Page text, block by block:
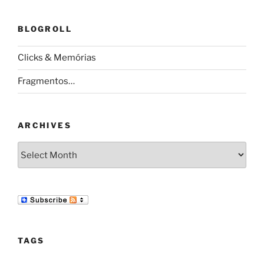
BLOGROLL
Clicks & Memórias
Fragmentos…
ARCHIVES
TAGS